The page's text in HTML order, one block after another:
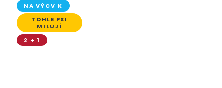
NA VÝCVIK
TOHLE PSI
MILUJÍ
2 + 1